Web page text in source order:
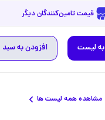
قیمت تامین‌کنندگان دیگر
لیست افزودن به سبد
مشاهده همه لیست ها